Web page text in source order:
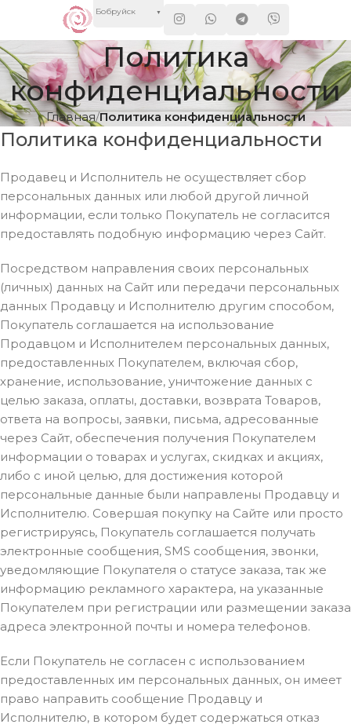
Бобруйск ▼
Политика
конфиденциальности
Главная Политика конфиденциальности
Политика конфиденциальности
Продавец и Исполнитель не осуществляет сбор
персональных данных или любой другой личной
информации, если только Покупатель не согласится
предоставлять подобную информацию через Сайт.
Посредством направления своих персональных
(личных) данных на Сайт или передачи персональных
данных Продавцу и Исполнителю другим способом,
Покупатель соглашается на использование
Продавцом и Исполнителем персональных данных,
предоставленных Покупателем, включая сбор,
хранение, использование, уничтожение данных с
целью заказа, оплаты, доставки, возврата Товаров,
ответа на вопросы, заявки, письма, адресованные
через Сайт, обеспечения получения Покупателем
информации о товарах и услугах, скидках и акциях,
либо с иной целью, для достижения которой
персональные данные были направлены Продавцу и
Исполнителю. Совершая покупку на Сайте или просто
регистрируясь, Покупатель соглашается получать
электронные сообщения, SMS сообщения, звонки,
уведомляющие Покупателя о статусе заказа, так же
информацию рекламного характера, на указанные
Покупателем при регистрации или размещении заказа
адреса электронной почты и номера телефонов.
Если Покупатель не согласен с использованием
предоставленных им персональных данных, он имеет
право направить сообщение Продавцу и
Исполнителю, в котором будет содержаться отказ